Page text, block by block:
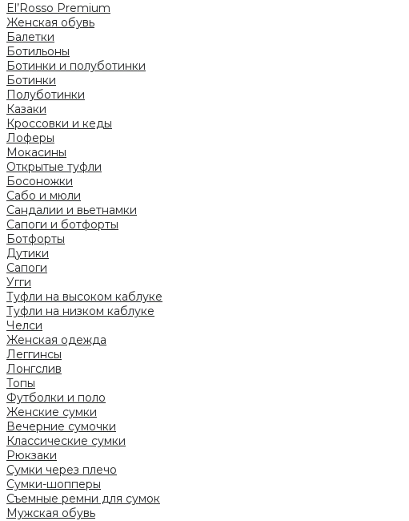
El’Rosso Premium
Женская обувь
Балетки
Ботильоны
Ботинки и полуботинки
Ботинки
Полуботинки
Казаки
Кроссовки и кеды
Лоферы
Мокасины
Открытые туфли
Босоножки
Сабо и мюли
Сандалии и вьетнамки
Сапоги и ботфорты
Ботфорты
Дутики
Сапоги
Угги
Туфли на высоком каблуке
Туфли на низком каблуке
Челси
Женская одежда
Леггинсы
Лонгслив
Топы
Футболки и поло
Женские сумки
Вечерние сумочки
Классические сумки
Рюкзаки
Сумки через плечо
Сумки-шопперы
Съемные ремни для сумок
Мужская обувь